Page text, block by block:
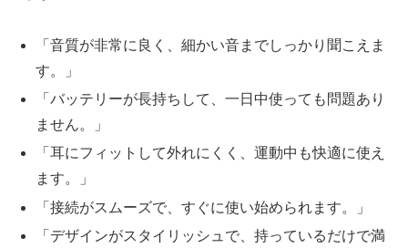
「音質が非常に良く、細かい音までしっかり聞こえま
す。」
「バッテリーが長持ちして、一日中使っても問題あり
ません。」
「耳にフィットして外れにくく、運動中も快適に使え
ます。」
「接続がスムーズで、すぐに使い始められます。」
「デザインがスタイリッシュで、持っているだけで満